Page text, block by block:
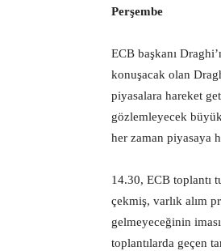
Perşembe
ECB başkanı
konuşacak olan
piyasalara hareket
gözlemleyecek
her zaman piyasaya
14.30, ECB toplantı
çekmiş, varlık alım
gelmeyeceğinin
toplantılarda geçen